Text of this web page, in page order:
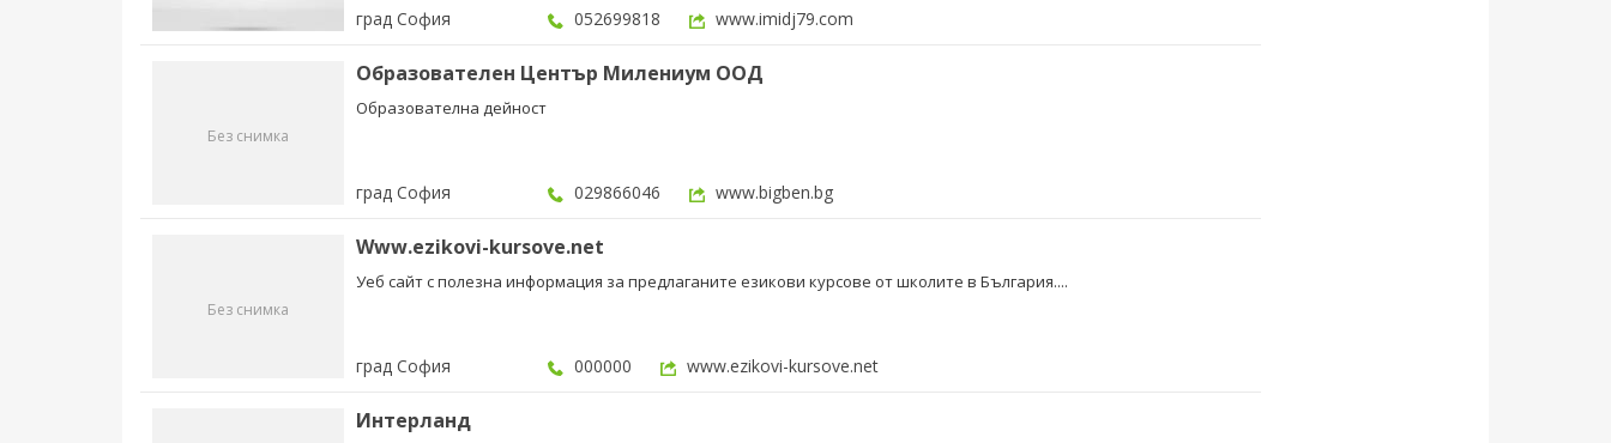
град София 052699818 www.imidj79.com
Без снимка
Образователен Център Милениум ООД
Образователна дейност
град София 029866046 www.bigben.bg
Без снимка
Www.ezikovi-kursove.net
Уеб сайт с полезна информация за предлаганите езикови курсове от школите в България....
град София 000000 www.ezikovi-kursove.net
Интерланд